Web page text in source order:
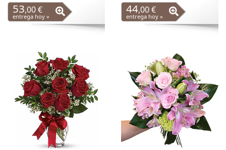
53,00 €
entrega hoy »
44,00 €
entrega hoy »